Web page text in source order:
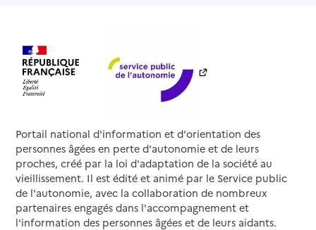
Portail national d'information et d'orientation des
personnes âgées en perte d'autonomie et de leurs
proches, créé par la loi d'adaptation de la société au
vieillissement. Il est édité et animé par le Service public
de l'autonomie, avec la collaboration de nombreux
partenaires engagés dans l'accompagnement et
l'information des personnes âgées et de leurs aidants.